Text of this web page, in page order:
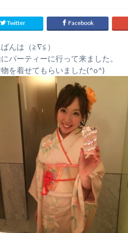
Twitter Facebook
んは（≧∇≦）
パーティーに行って来ました。
を着せてもらいました(^o^)